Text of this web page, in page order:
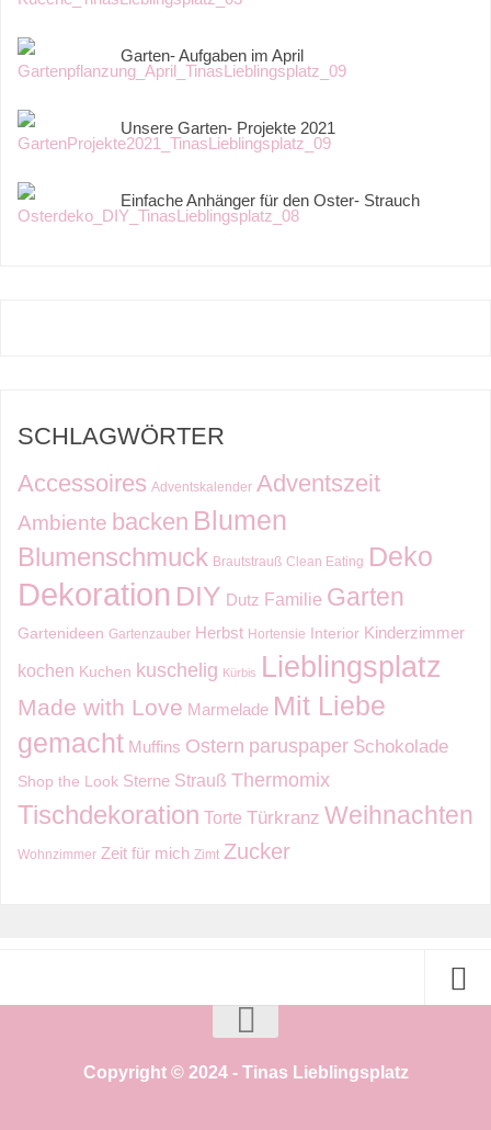
Garten- Aufgaben im April
Unsere Garten- Projekte 2021
Einfache Anhänger für den Oster- Strauch
SCHLAGWÖRTER
Accessoires Adventskalender Adventszeit
Ambiente backen Blumen
Blumenschmuck Brautstrauß Clean Eating Deko
Dekoration DIY Dutz Familie Garten
Gartenideen Gartenzauber Herbst Hortensie Interior Kinderzimmer
kochen Kuchen kuschelig Kürbis Lieblingsplatz
Made with Love Marmelade Mit Liebe
gemacht Muffins Ostern paruspaper Schokolade
Shop the Look Sterne Strauß Thermomix
Tischdekoration Torte Türkranz Weihnachten
Wohnzimmer Zeit für mich Zimt Zucker
Copyright © 2024 - Tinas Lieblingsplatz